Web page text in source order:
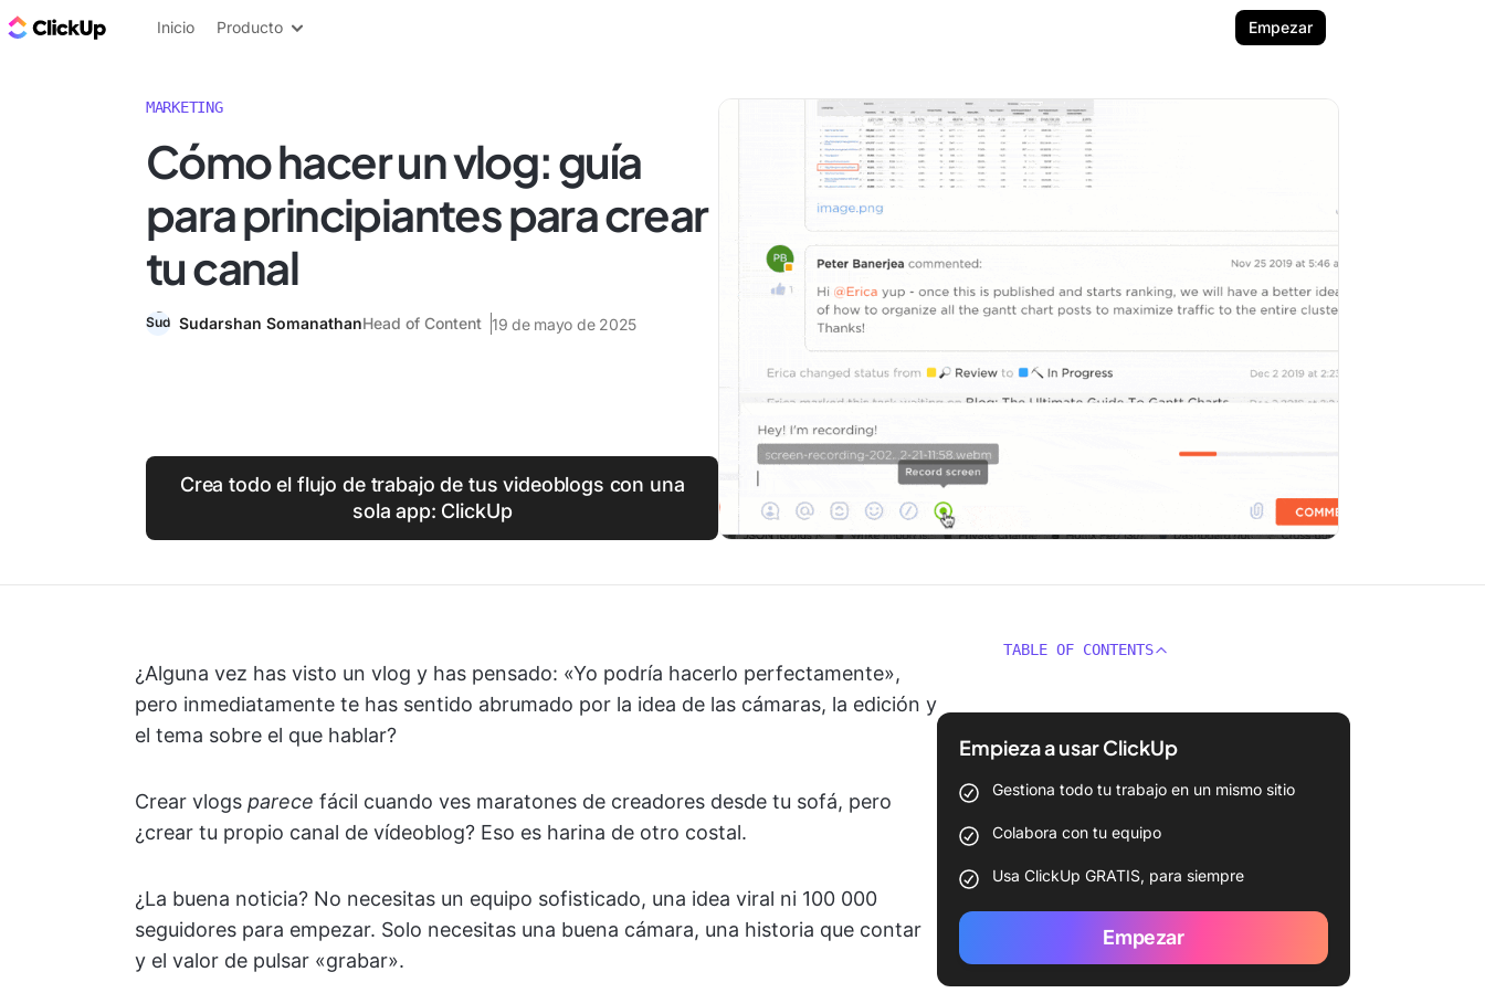
ClickUp Blog
Inicio Producto Empezar
MARKETING
Cómo hacer un vlog: guía
para principiantes para crear
tu canal
Sudarshan SomanathanHead of Content 19 de mayo de 2025
Crea todo el flujo de trabajo de tus videoblogs con una
sola app: ClickUp
¿Alguna vez has visto un vlog y has pensado: «Yo podría hacerlo perfectamente»,
pero inmediatamente te has sentido abrumado por la idea de las cámaras, la edición y
el tema sobre el que hablar?
Crear vlogs parece fácil cuando ves maratones de creadores desde tu sofá, pero
¿crear tu propio canal de vídeoblog? Eso es harina de otro costal.
¿La buena noticia? No necesitas un equipo sofisticado, una idea viral ni 100 000
seguidores para empezar. Solo necesitas una buena cámara, una historia que contar
y el valor de pulsar «grabar».
TABLE OF CONTENTS
Empieza a usar ClickUp
Gestiona todo tu trabajo en un mismo sitio
Colabora con tu equipo
Usa ClickUp GRATIS, para siempre
Empezar